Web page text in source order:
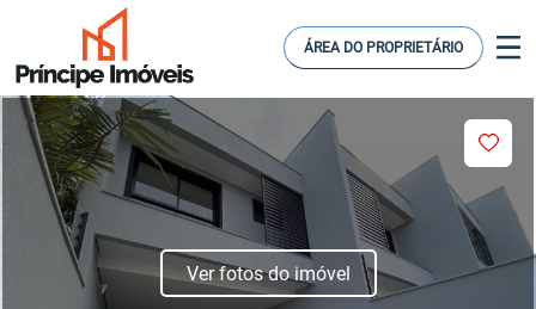
ÁREA DO PROPRIETÁRIO
Ver fotos do imóvel